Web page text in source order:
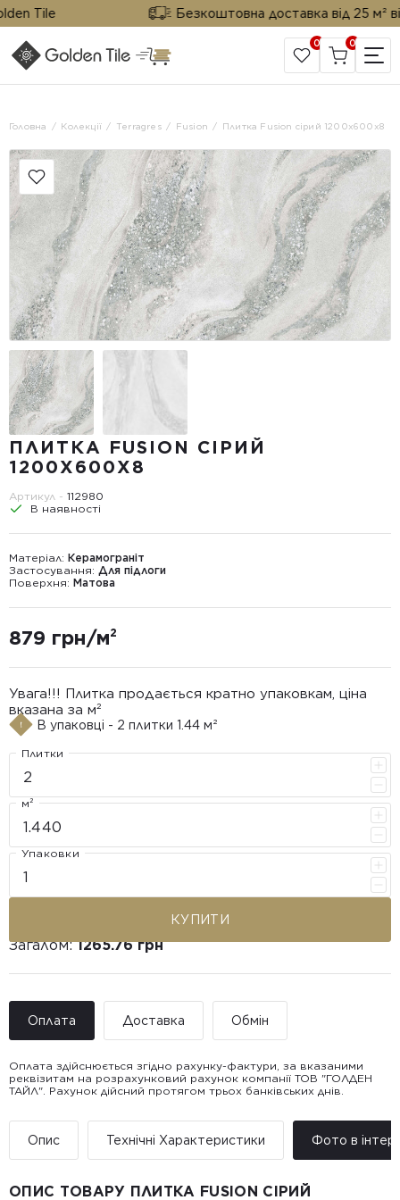
Tile Безкоштовна доставка від 25 м² від
САЙТ КОМПАНІЇ
0 0
Головна Колекції Terragres Fusion Плитка Fusion сірий 1200х600x8
ПЛИТКА FUSION СІРИЙ
1200Х600X8
Артикул - 112980
В наявності
Матеріал: Керамограніт
Застосування: Для підлоги
Поверхня: Матова
879 грн/м²
Увага!!! Плитка продається кратно упаковкам, ціна
вказана за м²
В упаковці - 2 плитки 1.44 м²
Плитки
м²
Упаковки
КУПИТИ
Загалом:1265.76 грн
Оплата Доставка Обмін
Оплата здійснюється згідно рахунку-фактури, за вказаними
реквізитам на розрахунковий рахунок компанії ТОВ "ГОЛДЕН
ТАЙЛ". Рахунок дійсний протягом трьох банківських днів.
товару.
Вартість доставки:
силами Продавця чи залученого ним перевізника/кур’єра.
Опис Технічні Характеристики Фото в
ОПИС ТОВАРУ ПЛИТКА FUSION СІРИЙ